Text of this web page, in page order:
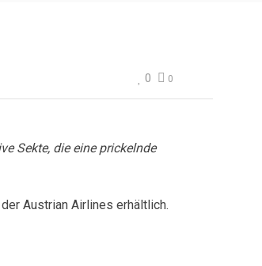
0
0
Sekte, die eine prickelnde
Austrian Airlines erhältlich.